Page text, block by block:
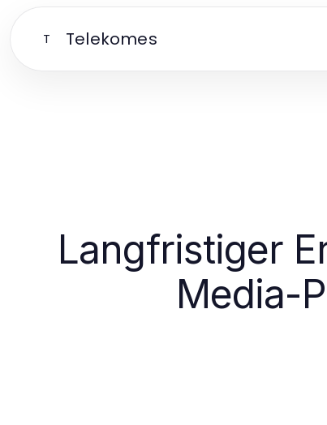
T Telekomes
Langfristiger
Media-